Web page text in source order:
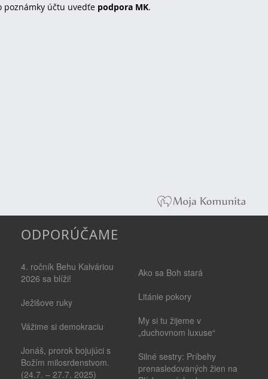
poznámky účtu uvedťe podpora MK.
ODPORÚČAME
4. ročník Behu Kalváriou
2026 sa blíži!
Ježišove ruky
Vážime si demokraciu
Jonáš, prorok bojujúci s
Božím milosrdenstvom.
(24.7. – 27.7. 2025)
Ako sa Boh stará
Litánie pokory
My si tu žijeme v
„duchovnom luxuse“
Silné sestry: Príbehy
prenasledovaných žien na